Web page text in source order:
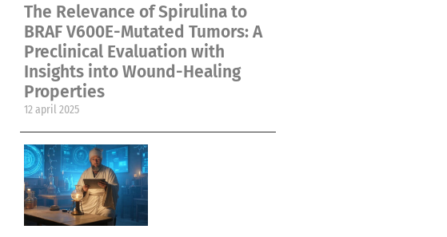
The Relevance of Spirulina to
BRAF V600E-Mutated Tumors: A
Preclinical Evaluation with
Insights into Wound-Healing
Properties
12 april 2025